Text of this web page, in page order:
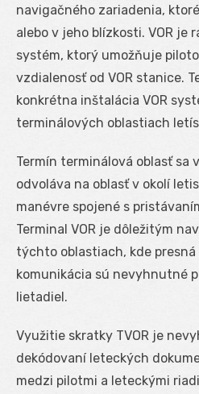
navigačného zariadenia,
alebo v jeho blízkosti. VOR je
systém, ktorý umožňuje
vzdialenosť od VOR stanice.
konkrétna inštalácia VOR
terminálových oblastiach
Termín terminálová oblasť sa
odvoláva na oblasť v okolí
manévre spojené s
Terminal VOR je dôležitým
týchto oblastiach, kde presná
komunikácia sú nevyhnutné
lietadiel.
Využitie skratky TVOR je
dekódovaní leteckých
medzi pilotmi a leteckými